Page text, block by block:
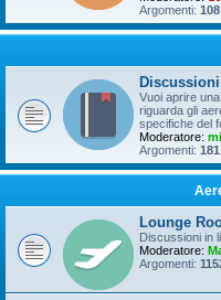
Argomenti: 108
Vuoi aprire
riguarda gli
specifiche del
Moderatore:
Argomenti: 181
Lounge
Discussioni in
Moderatore:
Argomenti: